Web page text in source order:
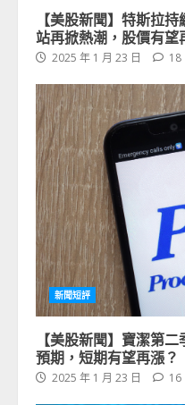
【美股新聞】特斯拉
站再掀熱潮，股價有望
2025 年 1 月 23 日 18
新聞短評
【美股新聞】寶潔第
預期，短期有望再漲？
2025 年 1 月 23 日 16